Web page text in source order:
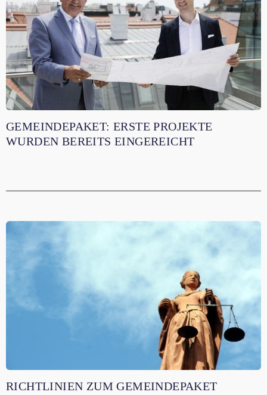
GEMEINDEPAKET: ERSTE PROJEKTE
WURDEN BEREITS EINGEREICHT
RICHTLINIEN ZUM GEMEINDEPAKET